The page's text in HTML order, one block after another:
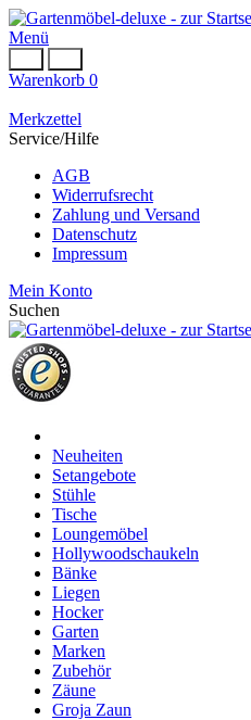
Menü
Warenkorb 0
Merkzettel
Service/Hilfe
AGB
Widerrufsrecht
Zahlung und Versand
Datenschutz
Impressum
Mein Konto
Suchen
Neuheiten
Setangebote
Stühle
Tische
Loungemöbel
Hollywoodschaukeln
Bänke
Liegen
Hocker
Garten
Marken
Zubehör
Zäune
Groja Zaun